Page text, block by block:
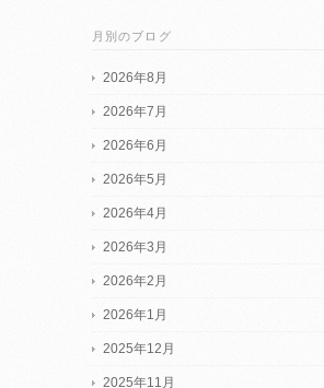
月別のブログ
2026年8月
2026年7月
2026年6月
2026年5月
2026年4月
2026年3月
2026年2月
2026年1月
2025年12月
2025年11月